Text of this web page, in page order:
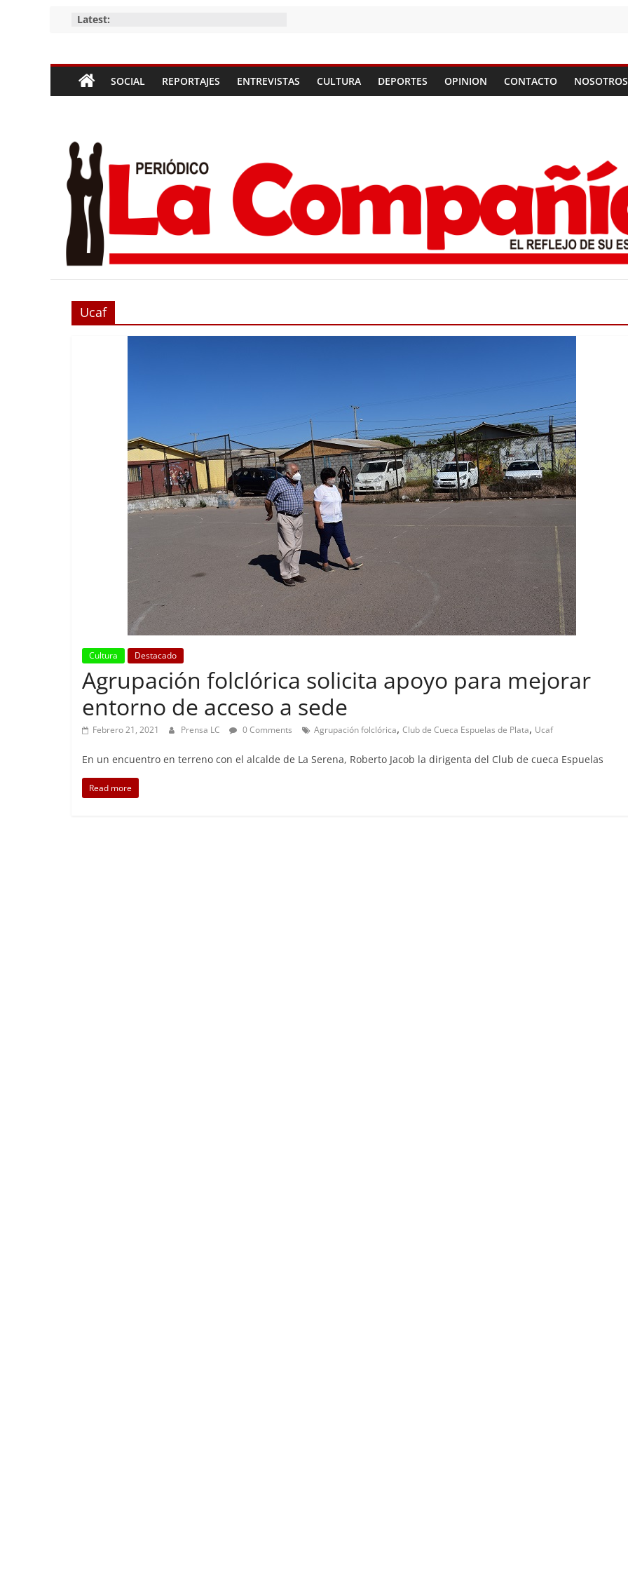
Latest:
Periódico
La
Compañía
Periódico
las
Compañías
SOCIAL REPORTAJES ENTREVISTAS CULTURA DEPORTES OPINION CONTACTO NOSOTROS
Ucaf
Cultura Destacado
Agrupación folclórica solicita apoyo para mejorar
entorno de acceso a sede
Febrero 21, 2021 Prensa LC 0 Comments Agrupación folclórica, Club de Cueca Espuelas de Plata, Ucaf
En un encuentro en terreno con el alcalde de La Serena, Roberto Jacob la dirigenta del Club de cueca Espuelas
Read more
Foco Vecinal
Preocupa abandono de casa
Abril 26, 2019 Prensa LC 0
Destacado Foco Vecinal
Municipio realiza
en microbasural
Junio 14, 2020